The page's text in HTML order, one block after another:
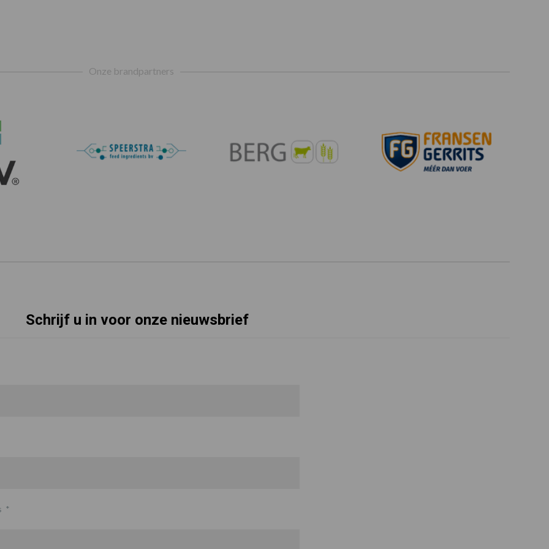
Onze brandpartners
Schrijf u in voor onze nieuwsbrief
*